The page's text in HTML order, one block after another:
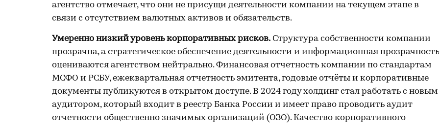
агентство отмечает, что они не присущи деятельности компании на текущем этапе в
связи с отсутствием валютных активов и обязательств.
Умеренно низкий уровень корпоративных рисков. Структура собственности компании
прозрачна, а стратегическое обеспечение деятельности и информационная прозрачность
оцениваются агентством нейтрально. Финансовая отчетность компании по стандартам
МСФО и РСБУ, ежеквартальная отчетность эмитента, годовые отчёты и корпоративные
документы публикуются в открытом доступе. В 2024 году холдинг стал работать с новым
аудитором, который входит в реестр Банка России и имеет право проводить аудит
отчетности общественно значимых организаций (ОЗО). Качество корпоративного